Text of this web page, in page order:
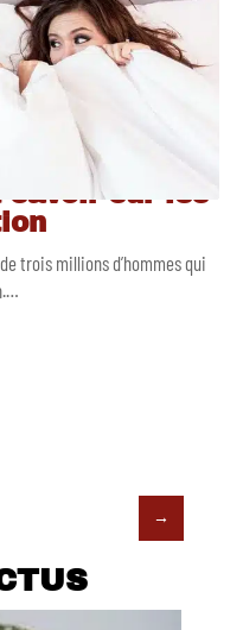
savoir sur les
trois millions d’hommes qui
…